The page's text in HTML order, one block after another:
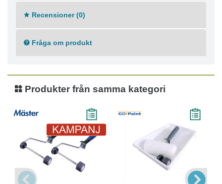
Recensioner (0)
Fråga om produkt
Produkter från samma kategori